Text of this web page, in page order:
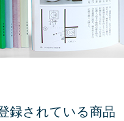
録されている商品